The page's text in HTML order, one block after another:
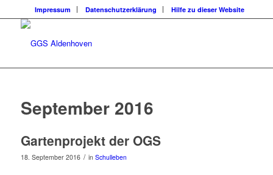
Impressum Datenschutzerklärung Hilfe zu dieser Website
September 2016
Gartenprojekt der OGS
18. September 2016 / in Schulleben